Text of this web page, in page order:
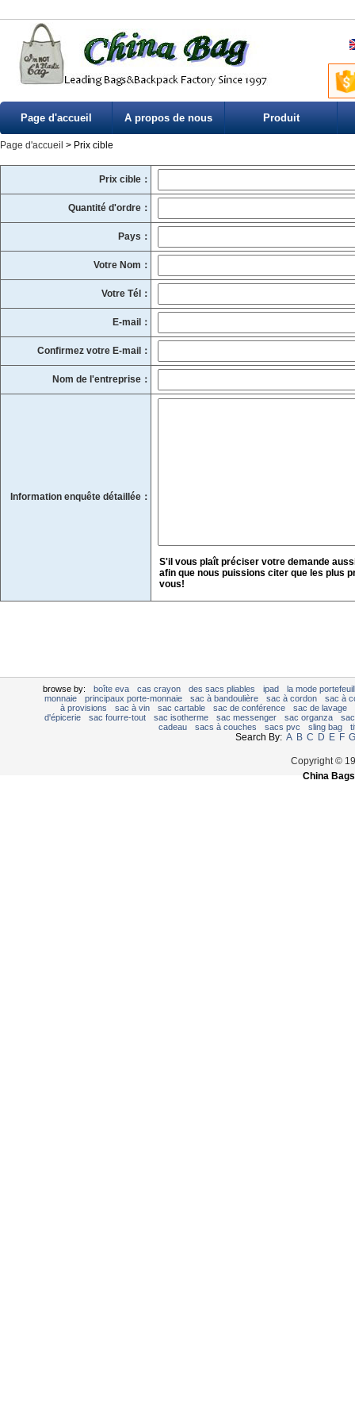
Page d'accueil A propos de nous Produit
Page d'accueil > Prix cible
Prix cible：
Quantité d'ordre：
Pays：
Votre Nom：
Votre Tél：
E-mail：
Confirmez votre E-mail：
Nom de l'entreprise：
Information enquête détaillée：
S'il vous plaît préciser votre demande
afin que nous puissions citer que les plus
vous!
browse by: boîte eva cas crayon des sacs pliables ipad
la mode
monnaie
principaux porte-monnaie sac à bandoulière sac à cordon
sac à
à provisions
sac à vin sac cartable sac de conférence sac de lavage
d'épicerie
sac fourre-tout sac isotherme sac messenger sac organza
cadeau
sacs à couches sacs pvc sling bag
Search By: A B C D E F G
Copyright ©
China